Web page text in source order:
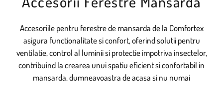
Accesoriile pentru ferestre de mansarda de la Comfortex
asigura functionalitate si confort, oferind solutii pentru
ventilatie, control al luminii si protectie impotriva insectelor,
contribuind la crearea unui spatiu eficient si confortabil in
mansarda. dumneavoastra de acasa si nu numai